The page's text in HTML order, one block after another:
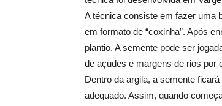
A técnica consiste em fazer uma
em formato de “coxinha”. Após
plantio. A semente pode ser
de açudes e margens de rios por
Dentro da argila, a semente
adequado. Assim, quando